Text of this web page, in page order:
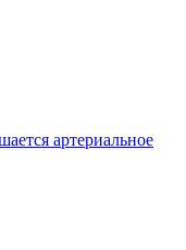
артериальное